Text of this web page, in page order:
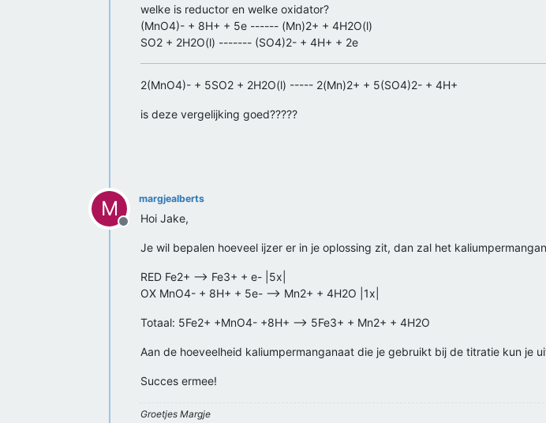
welke is reductor en welke oxidator?
(MnO4)- + 8H+ + 5e ------ (Mn)2+ + 4H2O(l)
SO2 + 2H2O(l) ------- (SO4)2- + 4H+ + 2e
2(MnO4)- + 5SO2 + 2H2O(l) ----- 2(Mn)2+ + 5(SO4)2- + 4H+
is deze vergelijking goed?????
M
Offline
margjealberts
Hoi Jake,
Je wil bepalen hoeveel ijzer er in je oplossing zit, dan zal het
RED Fe2+ --> Fe3+ + e- |5x|
OX MnO4- + 8H+ + 5e- --> Mn2+ + 4H2O |1x|
Totaal: 5Fe2+ +MnO4- +8H+ --> 5Fe3+ + Mn2+ + 4H2O
Aan de hoeveelheid kaliumpermanganaat die je gebruikt bij de titratie kun je
Succes ermee!
Groetjes Margje